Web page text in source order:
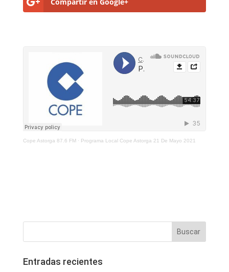
Cope Astorga 87.6 FM· Programa Local Cope Astorga 21 De Mayo 2021
Entradas recientes